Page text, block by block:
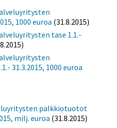
1000 euroa (31.8.2015)
tase 1.1.-
31.3.2015, 1000 euroa
palkkiotuotot
milj. euroa (31.8.2015)